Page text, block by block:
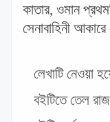
কাতার, ওমান
সেনাবাহিনী
লেখাটি নেওয়া
বইটিতে তেল